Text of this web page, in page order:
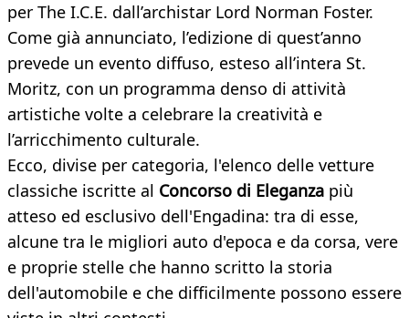
per The I.C.E. dall’archistar Lord Norman Foster.
Come già annunciato, l’edizione di quest’anno
prevede un evento diffuso, esteso all’intera St.
Moritz, con un programma denso di attività
artistiche volte a celebrare la creatività e
l’arricchimento culturale.
Ecco, divise per categoria, l'elenco delle vetture
classiche iscritte al Concorso di Eleganza più
atteso ed esclusivo dell'Engadina: tra di esse,
alcune tra le migliori auto d'epoca e da corsa, vere
e proprie stelle che hanno scritto la storia
dell'automobile e che difficilmente possono essere